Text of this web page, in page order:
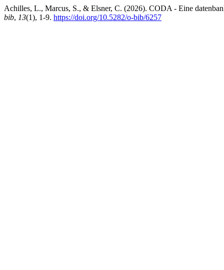
Achilles, L., Marcus, S., & Elsner, C. (2026). CODA - Eine
bib, 13(1), 1-9. https://doi.org/10.5282/o-bib/6257